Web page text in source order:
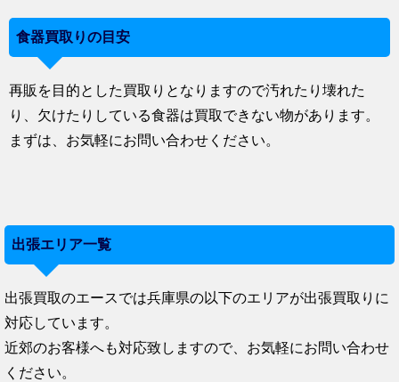
食器買取りの目安
再販を目的とした買取りとなりますので汚れたり壊れた
り、欠けたりしている食器は買取できない物があります。
まずは、お気軽にお問い合わせください。
出張エリア一覧
出張買取のエースでは兵庫県の以下のエリアが出張買取りに
対応しています。
近郊のお客様へも対応致しますので、お気軽にお問い合わせ
ください。